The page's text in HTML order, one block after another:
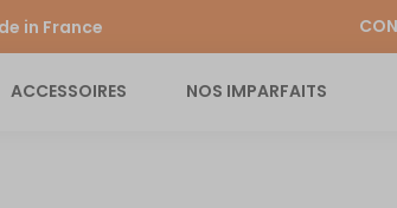
in France
ACCESSOIRES NOS IMPARFAITS